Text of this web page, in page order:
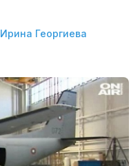
Ирина Георгиева